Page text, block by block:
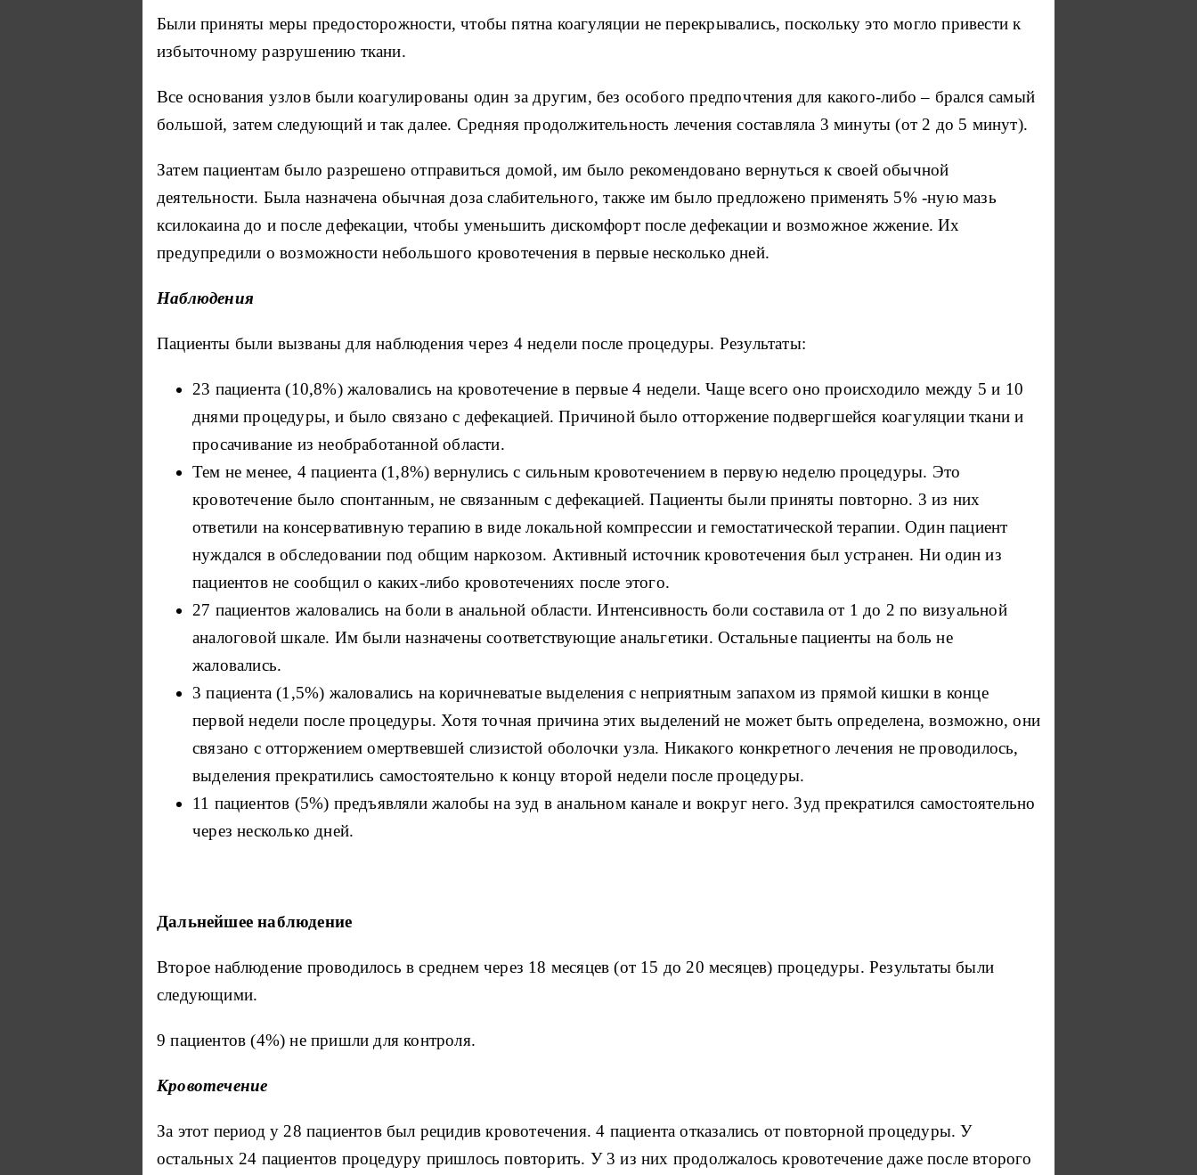
Были приняты меры предосторожности, чтобы пятна коагуляции не перекрывались, поскольку это могло привести к
избыточному разрушению ткани.
Все основания узлов были коагулированы один за другим, без особого предпочтения для какого-либо – брался самый
большой, затем следующий и так далее. Средняя продолжительность лечения составляла 3 минуты (от 2 до 5 минут).
Затем пациентам было разрешено отправиться домой, им было рекомендовано вернуться к своей обычной
деятельности. Была назначена обычная доза слабительного, также им было предложено применять 5% -ную мазь
ксилокаина до и после дефекации, чтобы уменьшить дискомфорт после дефекации и возможное жжение. Их
предупредили о возможности небольшого кровотечения в первые несколько дней.
Наблюдения
Пациенты были вызваны для наблюдения через 4 недели после процедуры. Результаты:
23 пациента (10,8%) жаловались на кровотечение в первые 4 недели. Чаще всего оно происходило между 5 и 10
днями процедуры, и было связано с дефекацией. Причиной было отторжение подвергшейся коагуляции ткани и
просачивание из необработанной области.
Тем не менее, 4 пациента (1,8%) вернулись с сильным кровотечением в первую неделю процедуры. Это
кровотечение было спонтанным, не связанным с дефекацией. Пациенты были приняты повторно. 3 из них
ответили на консервативную терапию в виде локальной компрессии и гемостатической терапии. Один пациент
нуждался в обследовании под общим наркозом. Активный источник кровотечения был устранен. Ни один из
пациентов не сообщил о каких-либо кровотечениях после этого.
27 пациентов жаловались на боли в анальной области. Интенсивность боли составила от 1 до 2 по визуальной
аналоговой шкале. Им были назначены соответствующие анальгетики. Остальные пациенты на боль не
жаловались.
3 пациента (1,5%) жаловались на коричневатые выделения с неприятным запахом из прямой кишки в конце
первой недели после процедуры. Хотя точная причина этих выделений не может быть определена, возможно, они
связано с отторжением омертвевшей слизистой оболочки узла. Никакого конкретного лечения не проводилось,
выделения прекратились самостоятельно к концу второй недели после процедуры.
11 пациентов (5%) предъявляли жалобы на зуд в анальном канале и вокруг него. Зуд прекратился самостоятельно
через несколько дней.
Дальнейшее наблюдение
Второе наблюдение проводилось в среднем через 18 месяцев (от 15 до 20 месяцев) процедуры. Результаты были
следующими.
9 пациентов (4%) не пришли для контроля.
Кровотечение
За этот период у 28 пациентов был рецидив кровотечения. 4 пациента отказались от повторной процедуры. У
остальных 24 пациентов процедуру пришлось повторить. У 3 из них продолжалось кровотечение даже после второго